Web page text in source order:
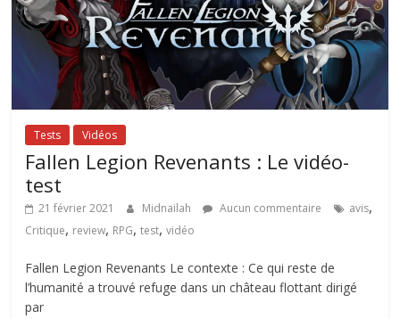
Tests Vidéos
Fallen Legion Revenants : Le vidéo-
test
21 février 2021 Midnailah Aucun commentaire avis,
Critique, review, RPG,test,vidéo
Fallen Legion Revenants Le contexte : Ce qui reste de
l’humanité a trouvé refuge dans un château flottant dirigé
par